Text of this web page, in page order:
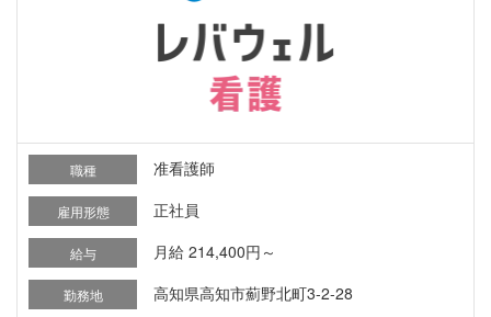
職種 准看護師
雇用形態 正社員
給与 月給 214,400円～
勤務地 高知県高知市薊野北町3-2-28